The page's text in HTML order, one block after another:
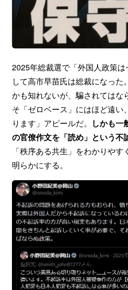
2025年総裁選で「外国人政策
して高市早苗氏は総裁になった
かも知れないが、騙されてはな
そ「ゼロベース」にはほど遠い
ります」アピールだ。
しかも一
の官僚作文を「読め」という不
「秩序ある共生」をわかりや
明らかにする。